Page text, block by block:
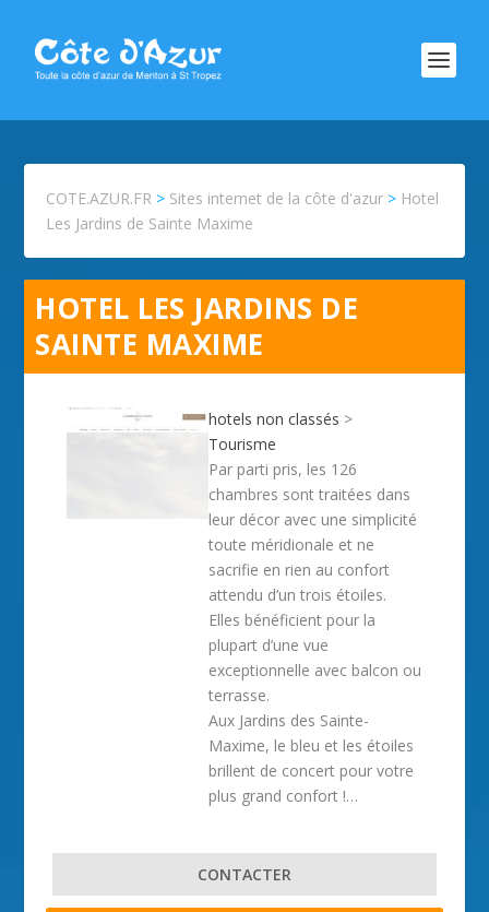
COTE.AZUR.FR > Sites internet de la côte d'azur > Hotel
Les Jardins de Sainte Maxime
HOTEL LES JARDINS DE
SAINTE MAXIME
hotels non classés >
Tourisme
Par parti pris, les 126
chambres sont traitées dans
leur décor avec une simplicité
toute méridionale et ne
sacrifie en rien au confort
attendu d’un trois étoiles.
Elles bénéficient pour la
plupart d’une vue
exceptionnelle avec balcon ou
terrasse.
Aux Jardins des Sainte-
Maxime, le bleu et les étoiles
brillent de concert pour votre
plus grand confort !…
CONTACTER